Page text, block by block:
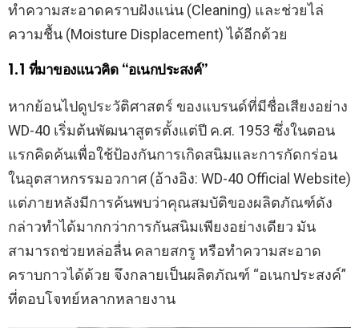
ทำความสะอาดคราบฝังแน่น (Cleaning) และช่วยไล่
ความชื้น (Moisture Displacement) ได้อีกด้วย
1.1 ที่มาของแนวคิด “อเนกประสงค์”
หากย้อนไปดูประวัติศาสตร์ ของแบรนด์ที่มีชื่อเสียงอย่าง
WD-40 เริ่มต้นพัฒนาสูตรตั้งแต่ปี ค.ศ. 1953 ซึ่งในตอน
แรกคิดค้นเพื่อใช้ป้องกันการเกิดสนิมและการกัดกร่อน
ในอุตสาหกรรมอวกาศ (อ้างอิง: WD-40 Official Website)
แต่ภายหลังมีการค้นพบว่าคุณสมบัติของผลิตภัณฑ์ดัง
กล่าวทำได้มากกว่าการกันสนิมเพียงอย่างเดียว มัน
สามารถช่วยหล่อลื่น คลายสกรู หรือทำความสะอาด
คราบกาวได้ด้วย จึงกลายเป็นผลิตภัณฑ์ “อเนกประสงค์”
ที่ตอบโจทย์หลากหลายงาน